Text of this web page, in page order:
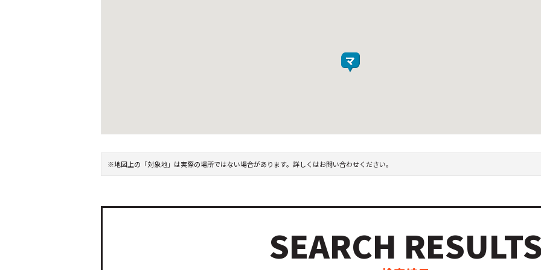
※地図上の「対象地」は実際の場所ではない場合があります。詳しくはお問い合わせください。
SEARCH